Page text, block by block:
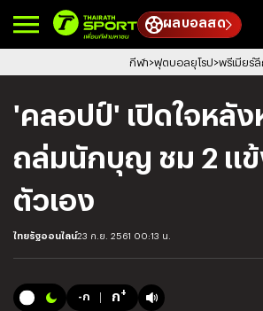
ผลบอลสด
กีฬา ฟุตบอลยุโรป พรีเมียร์
'คลอปป์' เปิดใจหลั
ถล่มนักบุญ ชม 2 แข้
ตัวเอง
ไทยรัฐออนไลน์23 ก.ย. 2561 00:13 น.
-ก ก+